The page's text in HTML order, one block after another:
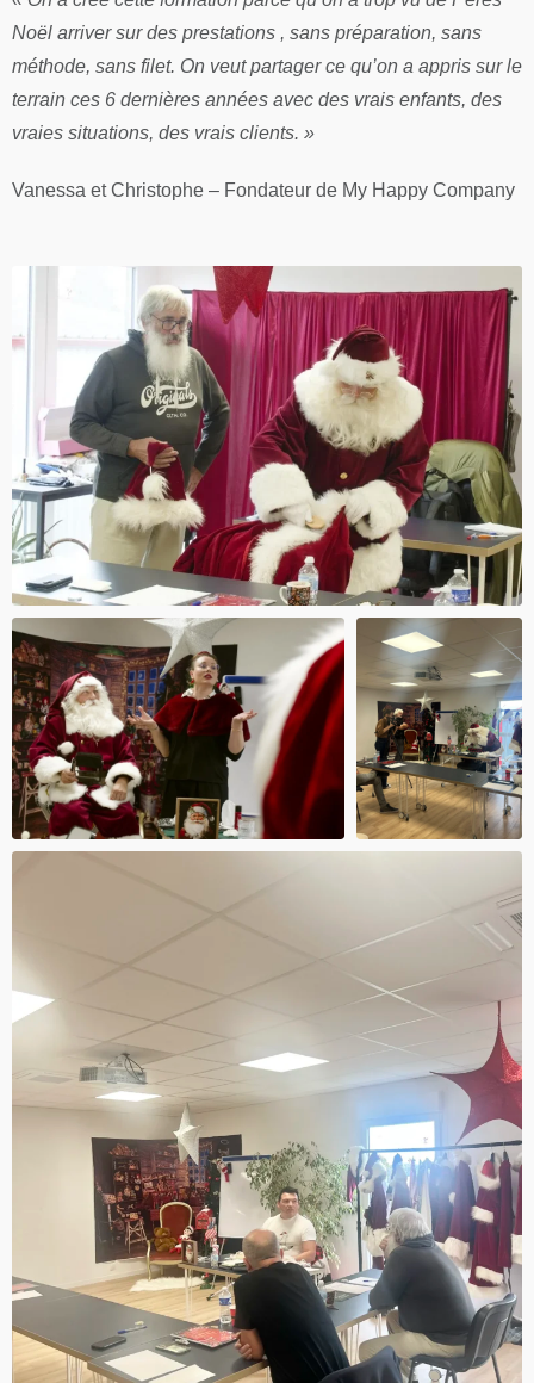
Noël arriver sur des prestations , sans préparation, sans
méthode, sans filet. On veut partager ce qu’on a appris sur le
terrain ces 6 dernières années avec des vrais enfants, des
vraies situations, des vrais clients. »
Vanessa et Christophe – Fondateur de My Happy Company